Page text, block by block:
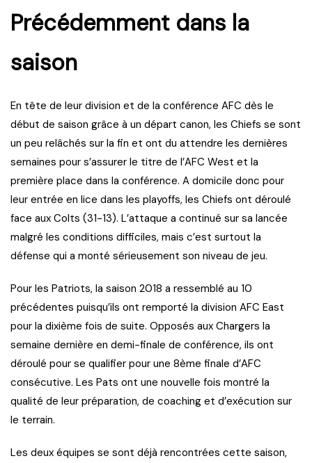
Précédemment dans la
saison
En tête de leur division et de la conférence AFC dès le
début de saison grâce à un départ canon, les Chiefs se sont
un peu relâchés sur la fin et ont du attendre les dernières
semaines pour s’assurer le titre de l’AFC West et la
première place dans la conférence. A domicile donc pour
leur entrée en lice dans les playoffs, les Chiefs ont déroulé
face aux Colts (31-13). L’attaque a continué sur sa lancée
malgré les conditions difficiles, mais c’est surtout la
défense qui a monté sérieusement son niveau de jeu.
Pour les Patriots, la saison 2018 a ressemblé au 10
précédentes puisqu’ils ont remporté la division AFC East
pour la dixième fois de suite. Opposés aux Chargers la
semaine dernière en demi-finale de conférence, ils ont
déroulé pour se qualifier pour une 8ème finale d’AFC
consécutive. Les Pats ont une nouvelle fois montré la
qualité de leur préparation, de coaching et d’exécution sur
le terrain.
Les deux équipes se sont déjà rencontrées cette saison,